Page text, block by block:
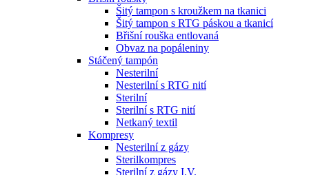
Šitý tampon s kroužkem na tkanici
Šitý tampon s RTG páskou a tkanicí
Břišní rouška entlovaná
Obvaz na popáleniny
Stáčený tampón
Nesterilní
Nesterilní s RTG nití
Sterilní
Sterilní s RTG nití
Netkaný textil
Kompresy
Nesterilní z gázy
Sterilkompres
Sterilní z gázy I.V.